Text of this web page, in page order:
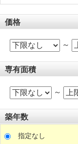
価格
～
専有面積
～
築年数
指定なし